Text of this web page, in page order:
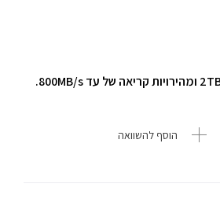
שמרו את המחשבות על המשחק, לא על עיכובים או אחסון נמוך, עם קיבולת של עד 2TB ומהירויות קריאה של עד 800MB/s.
הוסף להשוואה